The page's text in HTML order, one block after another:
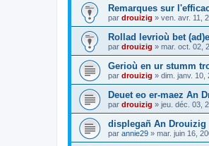
Remarques sur
par drouizig » ven. avr. 11,
Rollad levrioù bet
par drouizig » mar. oct. 02,
Gerioù en ur stumm
par drouizig » dim. janv. 10,
Deuet eo er-maez An
par drouizig » jeu. déc. 03,
displegañ An Drouizig
par annie29 » mar. juin 16,